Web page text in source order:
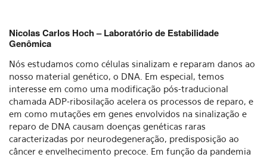
Nicolas Carlos Hoch – Laboratório de Estabilidade
Genômica
Nós estudamos como células sinalizam e reparam danos ao
nosso material genético, o DNA. Em especial, temos
interesse em como uma modificação pós-traducional
chamada ADP-ribosilação acelera os processos de reparo, e
em como mutações em genes envolvidos na sinalização e
reparo de DNA causam doenças genéticas raras
caracterizadas por neurodegeneração, predisposição ao
câncer e envelhecimento precoce. Em função da pandemia